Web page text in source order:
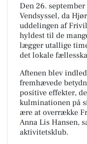
Den 26.
Vendsyssel, da
uddelingen af
hyldest til de
lægger utallige
det lokale
Aftenen blev
fremhævede
positive effekter,
kulminationen på
ære at overrække
Anna Lis Hansen,
aktivitetsklub.